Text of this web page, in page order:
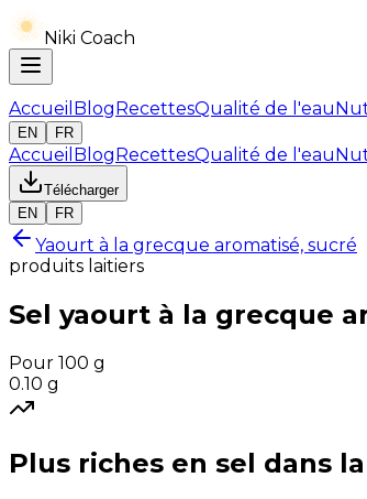
Niki Coach
Accueil BlogRecettesQualité de l'eau
EN
FR
Accueil BlogRecettesQualité de l'eau
Télécharger
EN
FR
Yaourt à la grecque aromatisé, sucré
produits laitiers
Sel yaourt à la grecque
Pour 100 g
0.10 g
Plus riches en sel dans